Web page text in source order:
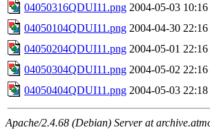
04050316QDUI11.png 2004-05-03 10:16
04050104QDUI11.png 2004-04-30 22:16
04050204QDUI11.png 2004-05-01 22:16
04050304QDUI11.png 2004-05-02 22:16
04050404QDUI11.png 2004-05-03 22:18
Apache/2.4.68 (Debian) Server at